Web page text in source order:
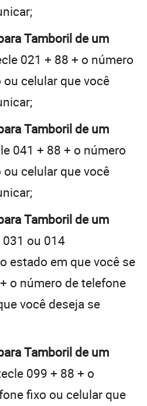
Tamboril de um
021 + 88 + o número
celular que você
Tamboril de um
041 + 88 + o número
celular que você
Tamboril de um
ou 014
estado em que você se
o número de telefone
você deseja se
Tamboril de um
099 + 88 + o
fixo ou celular que